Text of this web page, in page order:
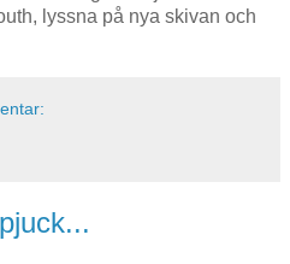
lyssna på nya skivan och